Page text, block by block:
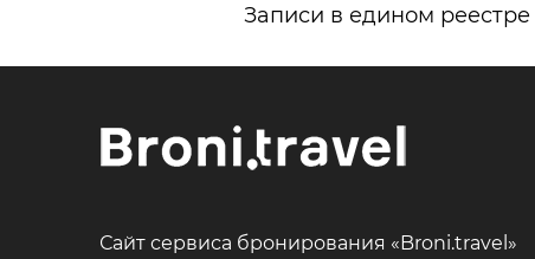
Записи в едином
Сайт сервиса бронирования «Broni.travel»